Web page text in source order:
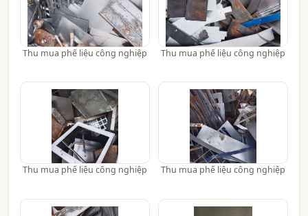
Thu mua phế liệu công nghiệp Thu mua phế liệu công nghiệp
Thu mua phế liệu công nghiệp Thu mua phế liệu công nghiệp